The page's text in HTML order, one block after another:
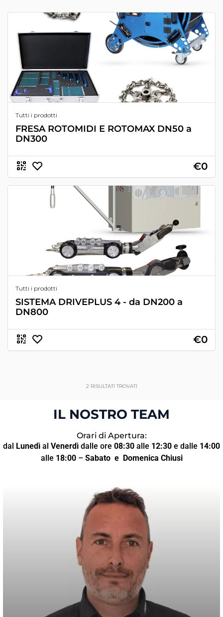
Tutti i prodotti
FRESA ROTOMIDI E ROTOMAX DN50 a
DN300
€0
Tutti i prodotti
SISTEMA DRIVEPLUS 4 - da DN200 a
DN800
€0
2 RISULTATI TROVATI
IL NOSTRO TEAM
Orari di Apertura:
dal Lunedì al Venerdì dalle ore 08:30 alle 12:30 e dalle 14:00
alle 18:00– Sabato e Domenica Chiusi